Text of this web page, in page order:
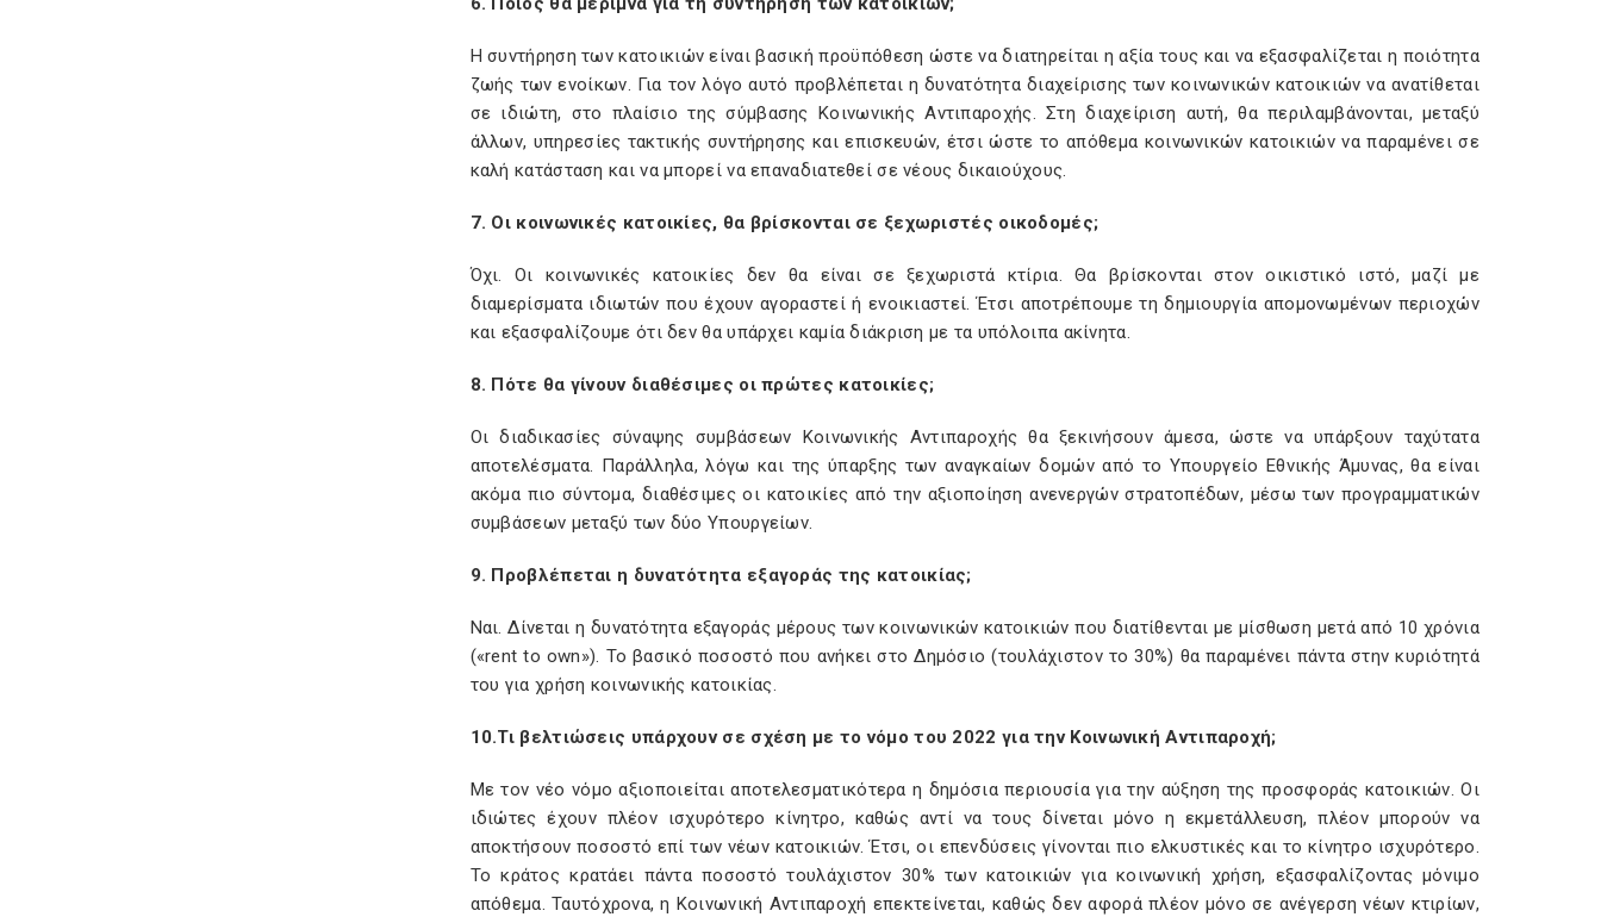
Η συντήρηση των κατοικιών είναι βασική προϋπόθεση ώστε να διατηρείται η αξία τους και να εξασφαλίζεται η ποιότητα
ζωής των ενοίκων. Για τον λόγο αυτό προβλέπεται η δυνατότητα διαχείρισης των κοινωνικών κατοικιών να ανατίθεται
σε ιδιώτη, στο πλαίσιο της σύμβασης Κοινωνικής Αντιπαροχής. Στη διαχείριση αυτή, θα περιλαμβάνονται, μεταξύ
άλλων, υπηρεσίες τακτικής συντήρησης και επισκευών, έτσι ώστε το απόθεμα κοινωνικών κατοικιών να παραμένει σε
καλή κατάσταση και να μπορεί να επαναδιατεθεί σε νέους δικαιούχους.
7. Οι κοινωνικές κατοικίες, θα βρίσκονται σε ξεχωριστές οικοδομές;
Όχι. Οι κοινωνικές κατοικίες δεν θα είναι σε ξεχωριστά κτίρια. Θα βρίσκονται στον οικιστικό ιστό, μαζί με
διαμερίσματα ιδιωτών που έχουν αγοραστεί ή ενοικιαστεί. Έτσι αποτρέπουμε τη δημιουργία απομονωμένων περιοχών
και εξασφαλίζουμε ότι δεν θα υπάρχει καμία διάκριση με τα υπόλοιπα ακίνητα.
8. Πότε θα γίνουν διαθέσιμες οι πρώτες κατοικίες;
Οι διαδικασίες σύναψης συμβάσεων Κοινωνικής Αντιπαροχής θα ξεκινήσουν άμεσα, ώστε να υπάρξουν ταχύτατα
αποτελέσματα. Παράλληλα, λόγω και της ύπαρξης των αναγκαίων δομών από το Υπουργείο Εθνικής Άμυνας, θα είναι
ακόμα πιο σύντομα, διαθέσιμες οι κατοικίες από την αξιοποίηση ανενεργών στρατοπέδων, μέσω των προγραμματικών
συμβάσεων μεταξύ των δύο Υπουργείων.
9. Προβλέπεται η δυνατότητα εξαγοράς της κατοικίας;
Ναι. Δίνεται η δυνατότητα εξαγοράς μέρους των κοινωνικών κατοικιών που διατίθενται με μίσθωση μετά από 10 χρόνια
(«rent to own»). Το βασικό ποσοστό που ανήκει στο Δημόσιο (τουλάχιστον το 30%) θα παραμένει πάντα στην κυριότητά
του για χρήση κοινωνικής κατοικίας.
10.Τι βελτιώσεις υπάρχουν σε σχέση με το νόμο του 2022 για την Κοινωνική Αντιπαροχή;
Με τον νέο νόμο αξιοποιείται αποτελεσματικότερα η δημόσια περιουσία για την αύξηση της προσφοράς κατοικιών. Οι
ιδιώτες έχουν πλέον ισχυρότερο κίνητρο, καθώς αντί να τους δίνεται μόνο η εκμετάλλευση, πλέον μπορούν να
αποκτήσουν ποσοστό επί των νέων κατοικιών. Έτσι, οι επενδύσεις γίνονται πιο ελκυστικές και το κίνητρο ισχυρότερο.
Το κράτος κρατάει πάντα ποσοστό τουλάχιστον 30% των κατοικιών για κοινωνική χρήση, εξασφαλίζοντας μόνιμο
απόθεμα. Ταυτόχρονα, η Κοινωνική Αντιπαροχή επεκτείνεται, καθώς δεν αφορά πλέον μόνο σε ανέγερση νέων κτιρίων,